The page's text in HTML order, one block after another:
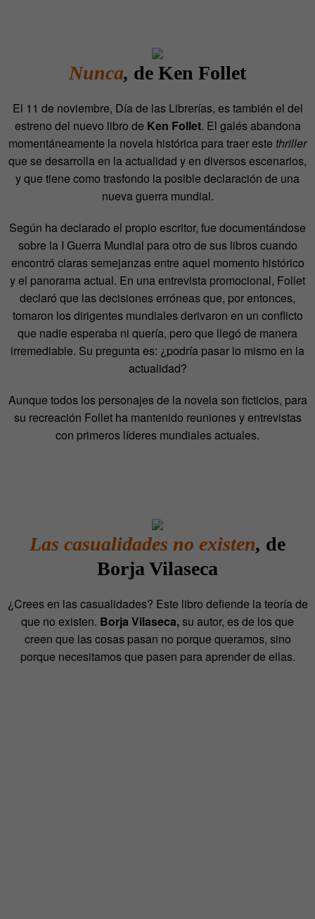
Nunca, de Ken Follet
El 11 de noviembre, Día de las Librerías, es también el del
estreno del nuevo libro de Ken Follet. El galés abandona
momentáneamente la novela histórica para traer este thriller
que se desarrolla en la actualidad y en diversos escenarios,
y que tiene como trasfondo la posible declaración de una
nueva guerra mundial.
Según ha declarado el propio escritor, fue documentándose
sobre la I Guerra Mundial para otro de sus libros cuando
encontró claras semejanzas entre aquel momento histórico
y el panorama actual. En una entrevista promocional, Follet
declaró que las decisiones erróneas que, por entonces,
tomaron los dirigentes mundiales derivaron en un conflicto
que nadie esperaba ni quería, pero que llegó de manera
irremediable. Su pregunta es: ¿podría pasar lo mismo en la
actualidad?
Aunque todos los personajes de la novela son ficticios, para
su recreación Follet ha mantenido reuniones y entrevistas
con primeros líderes mundiales actuales.
Las casualidades no existen, de
Borja Vilaseca
¿Crees en las casualidades? Este libro defiende la teoría de
que no existen. Borja Vilaseca,su autor, es de los que
creen que las cosas pasan no porque queramos, sino
porque necesitamos que pasen para aprender de ellas.